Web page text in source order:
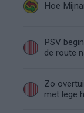
Hoe
PSV
de route
Zo
met lege